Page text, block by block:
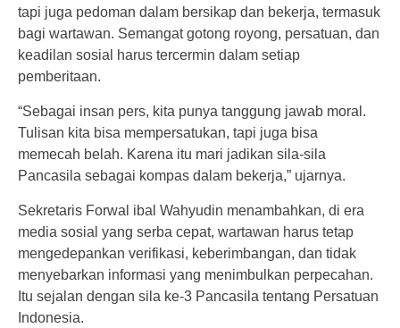
tapi juga pedoman dalam bersikap dan bekerja, termasuk
bagi wartawan. Semangat gotong royong, persatuan, dan
keadilan sosial harus tercermin dalam setiap
pemberitaan.
“Sebagai insan pers, kita punya tanggung jawab moral.
Tulisan kita bisa mempersatukan, tapi juga bisa
memecah belah. Karena itu mari jadikan sila-sila
Pancasila sebagai kompas dalam bekerja,” ujarnya.
Sekretaris Forwal ibal Wahyudin menambahkan, di era
media sosial yang serba cepat, wartawan harus tetap
mengedepankan verifikasi, keberimbangan, dan tidak
menyebarkan informasi yang menimbulkan perpecahan.
Itu sejalan dengan sila ke-3 Pancasila tentang Persatuan
Indonesia.